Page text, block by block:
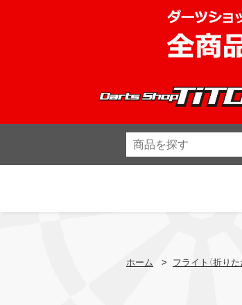
ホーム > フライト（折り